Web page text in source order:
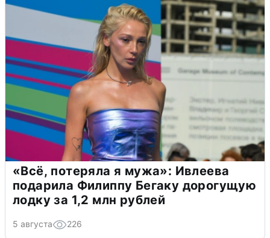
«Всё, потеряла я мужа»: Ивлеева
подарила Филиппу Бегаку дорогущую
лодку за 1,2 млн рублей
5 августа 226